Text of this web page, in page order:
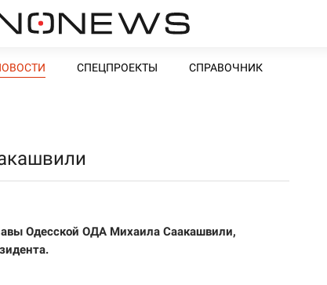
СПЕЦПРОЕКТЫ СПРАВОЧНИК
Одесской ОДА Михаила Саакашвили,